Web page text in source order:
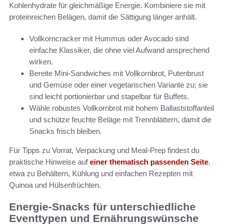
Kohlenhydrate für gleichmäßige Energie. Kombiniere sie mit
proteinreichen Belägen, damit die Sättigung länger anhält.
Vollkorncracker mit Hummus oder Avocado sind
einfache Klassiker, die ohne viel Aufwand ansprechend
wirken.
Bereite Mini-Sandwiches mit Vollkornbrot, Putenbrust
und Gemüse oder einer vegetarischen Variante zu; sie
sind leicht portionierbar und stapelbar für Buffets.
Wähle robustes Vollkornbrot mit hohem Ballaststoffanteil
und schütze feuchte Beläge mit Trennblättern, damit die
Snacks frisch bleiben.
Für Tipps zu Vorrat, Verpackung und Meal-Prep findest du
praktische Hinweise aufeiner thematisch passenden Seite,
etwa zu Behältern, Kühlung und einfachen Rezepten mit
Quinoa und Hülsenfrüchten.
Energie-Snacks für unterschiedliche
Eventtypen und Ernährungswünsche